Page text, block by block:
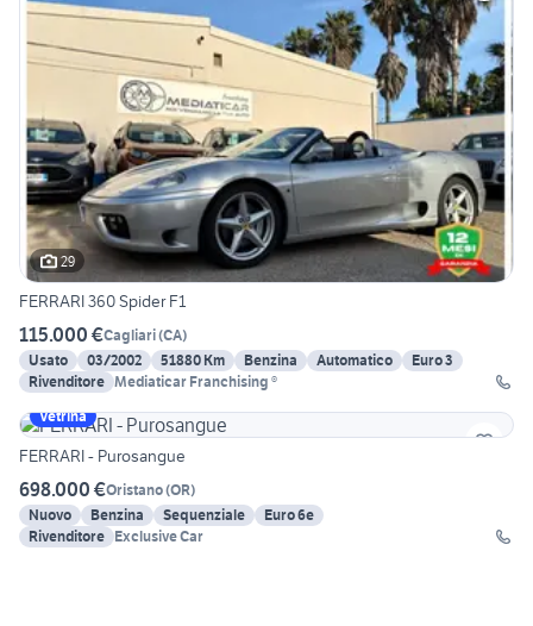
29
FERRARI 360 Spider F1
115.000 €Cagliari(CA)
Usato
03/2002 51880 Km Benzina Automatico
Euro 3
Rivenditore Mediaticar Franchising ®
Vetrina
FERRARI - Purosangue
698.000 €Oristano(OR)
Nuovo
Benzina Sequenziale
Euro 6e
Rivenditore Exclusive Car